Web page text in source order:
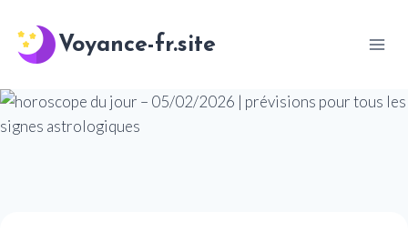
contenu
Voyance-fr.site